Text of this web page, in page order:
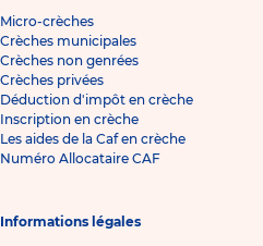
Micro-crèches
Crèches municipales
Crèches non genrées
Crèches privées
Déduction d'impôt en crèche
Inscription en crèche
Les aides de la Caf en crèche
Numéro Allocataire CAF
Informations légales